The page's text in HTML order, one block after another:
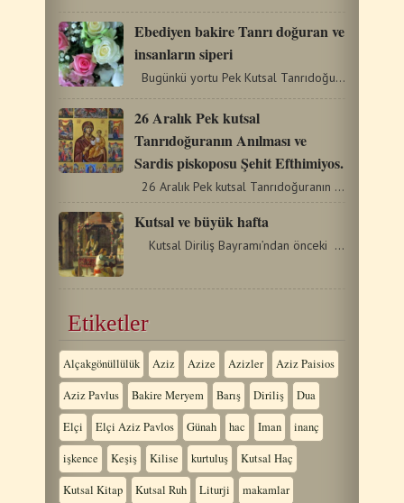
Ebediyen bakire Tanrı doğuran ve
insanların siperi
Bugünkü yortu Pek Kutsal Tanrıdoğuranın eşarpı…
26 Aralık Pek kutsal
Tanrıdoğuranın Anılması ve
Sardis piskoposu Şehit Efthimiyos.
26 Aralık Pek kutsal Tanrıdoğuranın Anılması ve Sardis…
Kutsal ve büyük hafta
Kutsal Diriliş Bayramı’ndan önceki hafta, …
Etiketler
Alçakgönüllülük Aziz Azize Azizler Aziz Paisios
Aziz Pavlus Bakire Meryem Barış Diriliş Dua
Elçi Elçi Aziz Pavlos Günah hac Iman inanç
işkence Keşiş Kilise kurtuluş Kutsal Haç
Kutsal Kitap Kutsal Ruh Liturji makamlar